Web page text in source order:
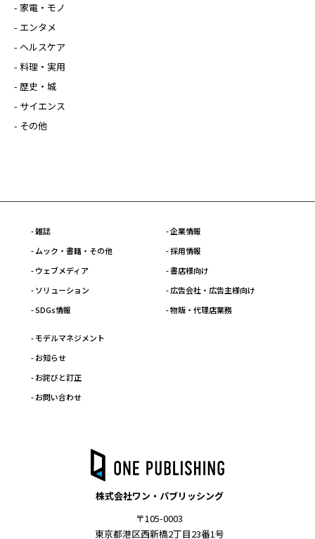
- 家電・モノ
- エンタメ
- ヘルスケア
- 料理・実用
- 歴史・城
- サイエンス
- その他
- 雑誌
- ムック・書籍・その他
- ウェブメディア
- ソリューション
- SDGs情報
- 企業情報
- 採用情報
- 書店様向け
- 広告会社・広告主様向け
- 物販・代理店業務
- モデルマネジメント
- お知らせ
- お詫びと訂正
- お問い合わせ
株式会社ワン・パブリッシング
〒105-0003
東京都港区西新橋2丁目23番1号